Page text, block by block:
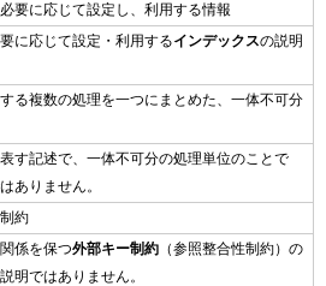
要に応じて設定し、利用する情報
に応じて設定・利用するインデックスの説明
る複数の処理を一つにまとめた、一体不可分
す記述で、一体不可分の処理単位のことで
ありません。
約
係を保つ外部キー制約 （参照整合性制約）の
明ではありません。